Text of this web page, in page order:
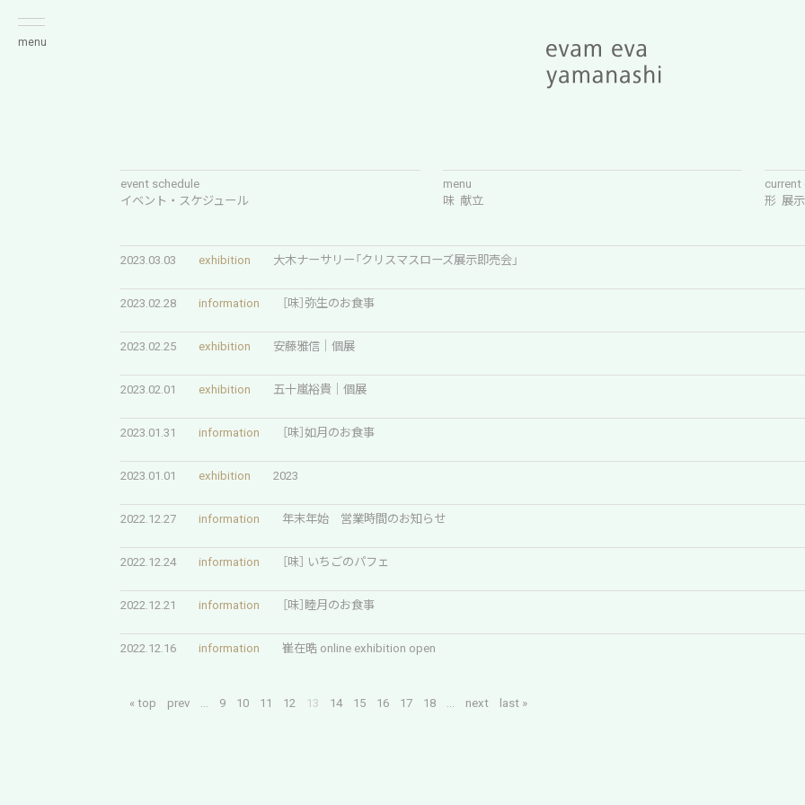
menu
event schedule
イベント・スケジュール
menu
味 献立
current
形 展示
2023.03.03 exhibition 大木ナーサリー「クリスマスローズ展示即売会」
2023.02.28 information ［味］弥生のお食事
2023.02.25 exhibition 安藤雅信｜個展
2023.02.01 exhibition 五十嵐裕貴｜個展
2023.01.31 information ［味］如月のお食事
2023.01.01 exhibition 2023
2022.12.27 information 年末年始 営業時間のお知らせ
2022.12.24 information ［味］ いちごのパフェ
2022.12.21 information ［味］睦月のお食事
2022.12.16 information 崔在晧 online exhibition open
« top prev ... 9 10 11 12 13 14 15 16 17 18 ... next last »